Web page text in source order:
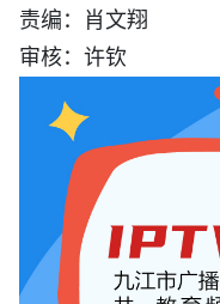
责编：肖文翔
审核：许钦